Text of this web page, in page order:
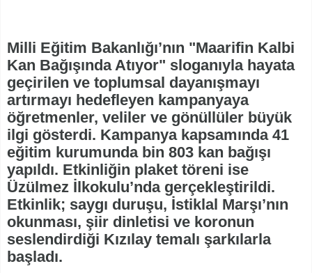
Milli Eğitim Bakanlığı’nın "Maarifin Kalbi
Kan Bağışında Atıyor" sloganıyla hayata
geçirilen ve toplumsal dayanışmayı
artırmayı hedefleyen kampanyaya
öğretmenler, veliler ve gönüllüler büyük
ilgi gösterdi. Kampanya kapsamında 41
eğitim kurumunda bin 803 kan bağışı
yapıldı. Etkinliğin plaket töreni ise
Üzülmez İlkokulu’nda gerçekleştirildi.
Etkinlik; saygı duruşu, İstiklal Marşı’nın
okunması, şiir dinletisi ve koronun
seslendirdiği Kızılay temalı şarkılarla
başladı.